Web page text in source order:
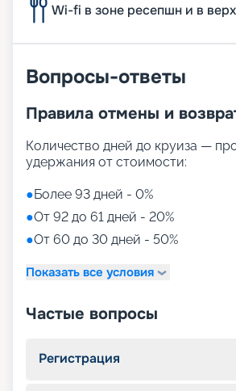
Wi-fi в зоне ресепшн и в
Вопросы-ответы
Правила отмены и
Количество дней до круиза —
удержания от стоимости:
●Более 93 дней - 0%
●От 92 до 61 дней - 20%
●От 60 до 30 дней - 50%
Показать все условия
Частые вопросы
Регистрация